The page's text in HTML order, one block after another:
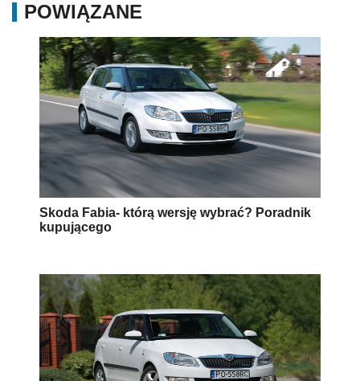
POWIĄZANE
Skoda Fabia- którą wersję wybrać? Poradnik
kupującego